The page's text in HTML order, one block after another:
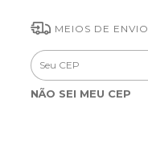
MEIOS DE ENVIO
Entregas para o CEP:
NÃO SEI MEU CEP